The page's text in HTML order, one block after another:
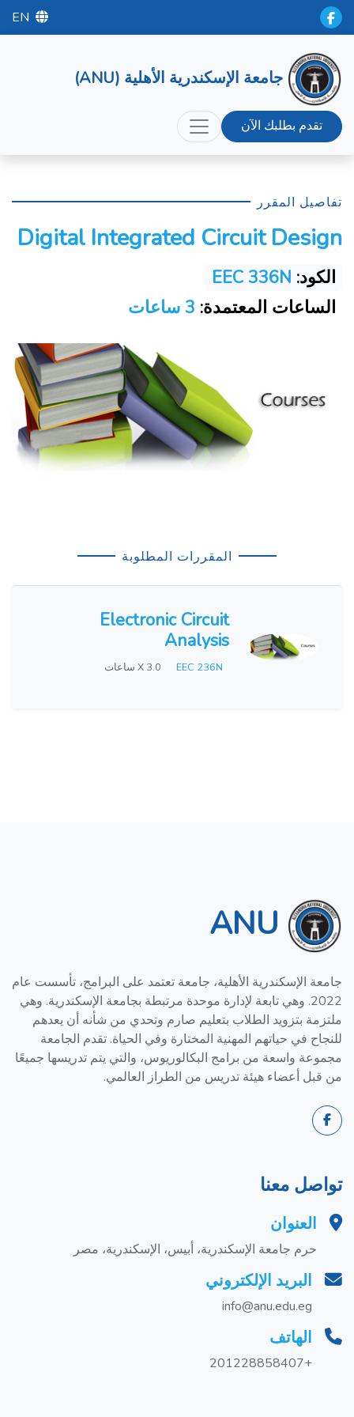
EN
جامعة الإسكندرية الأهلية (ANU)
تقدم بطلبك الآن
تفاصيل المقرر
Digital Integrated Circuit Design
الكود: EEC 336N
الساعات المعتمدة:
المقررات المطلوبة
Electronic Circuit
Analysis
EEC 236N X 3.0 ساعات
ANU
جامعة الإسكندرية الأهلية، جامعة تعتمد على البرامج، تأسست عام
2022. وهي تابعة لإدارة موحدة مرتبطة بجامعة الإسكندرية. وهي
ملتزمة بتزويد الطلاب بتعليم صارم وتحدي من شأنه أن يعدهم
للنجاح في حياتهم المهنية المختارة وفي الحياة. تقدم الجامعة
مجموعة واسعة من برامج البكالوريوس، والتي يتم تدريسها جميعًا
من قبل أعضاء هيئة تدريس من الطراز العالمي.
تواصل معنا
العنوان
حرم جامعة الإسكندرية، أبيس، الإسكندرية، مصر
البريد الإلكتروني
info@anu.edu.eg
الهاتف
+201228858407